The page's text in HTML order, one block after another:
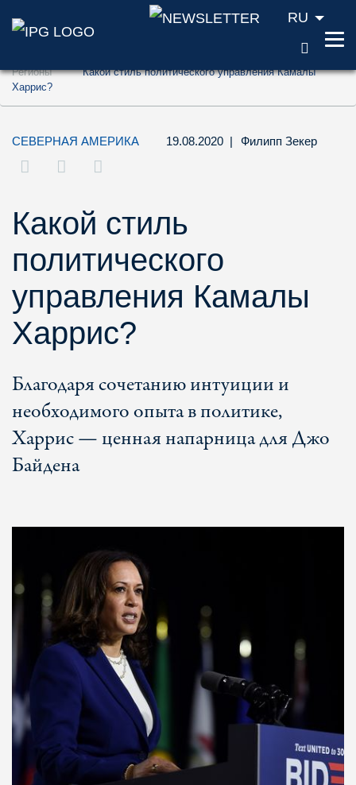
Перейти к содержанию (ключ доступа
Перейти к поиску (ключ доступа '2')
RU
Регионы
Какой стиль политического управления Камалы
Харрис?
СЕВЕРНАЯ АМЕРИКА 19.08.2020 | Филипп Зекер
Какой стиль
политического
управления Камалы
Харрис?
Благодаря сочетанию интуиции и
необходимого опыта в политике,
Харрис — ценная напарница для Джо
Байдена